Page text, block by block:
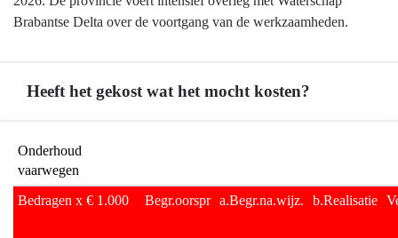
we
doen?
Brabantse Delta over de voortgang van de werkzaamheden.
Heeft het gekost wat het mocht kosten?
Terug
naar
navigatie
Onderhoud
vaarwegen
Bedragen x € 1.000
Begr.oorspr a.Begr.na.wijz. b.Realisatie